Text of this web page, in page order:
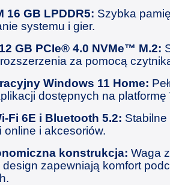
16 GB LPDDR5: Szybka
systemu i gier.
GB PCIe® 4.0 NVMe™ M.2:
za pomocą
Windows 11 Home:
dostępnych na platformę
Fi 6E i Bluetooth 5.2: Stabilne
online i akcesoriów.
konstrukcja: Waga
zapewniają komfort